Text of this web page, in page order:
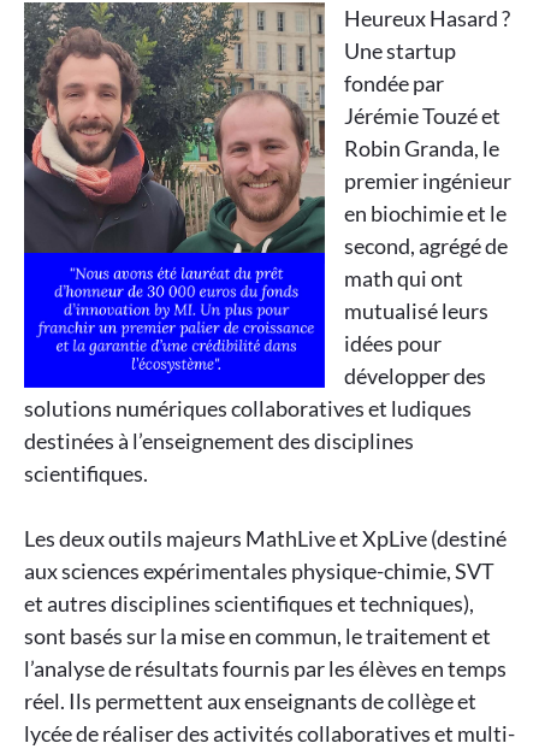
Heureux Hasard ?
Une startup
fondée par
Jérémie Touzé et
Robin Granda, le
premier ingénieur
en biochimie et le
second, agrégé de
math qui ont
mutualisé leurs
idées pour
développer des
solutions numériques collaboratives et ludiques
destinées à l’enseignement des disciplines
scientifiques.
Les deux outils majeurs MathLive et XpLive (destiné
aux sciences expérimentales physique-chimie, SVT
et autres disciplines scientifiques et techniques),
sont basés sur la mise en commun, le traitement et
l’analyse de résultats fournis par les élèves en temps
réel. Ils permettent aux enseignants de collège et
lycée de réaliser des activités collaboratives et multi-